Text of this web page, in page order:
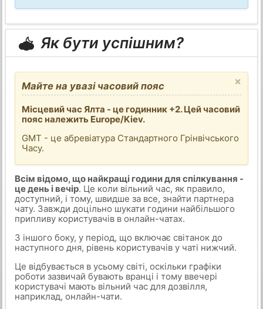
Як бути успішним?
×
Майте на увазі часовий пояс
Місцевий час Ялта - це годинник +2. Цей часовий
пояс належить Europe/Kiev.
GMT - це абревіатура Стандартного Грінвічського
Часу.
Всім відомо, що найкращі години для спілкування -
це день і вечір. Це коли вільний час, як правило,
доступний, і тому, швидше за все, знайти партнера
чату. Завжди доцільно шукати години найбільшого
припливу користувачів в онлайн-чатах.
З іншого боку, у період, що включає світанок до
наступного дня, рівень користувачів у чаті нижчий.
Це відбувається в усьому світі, оскільки графіки
роботи зазвичай бувають вранці і тому ввечері
користувачі мають вільний час для дозвілля,
наприклад, онлайн-чати.